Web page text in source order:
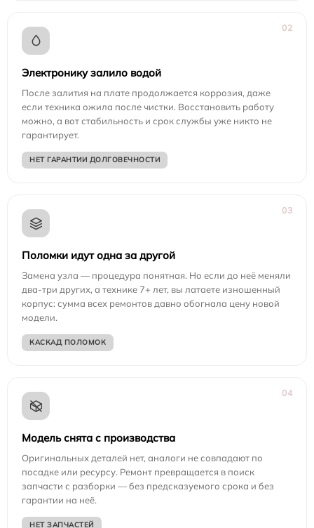
02
Электронику залило водой
После залития на плате продолжается коррозия, даже
если техника ожила после чистки. Восстановить работу
можно, а вот стабильность и срок службы уже никто не
гарантирует.
НЕТ ГАРАНТИИ ДОЛГОВЕЧНОСТИ
03
Поломки идут одна за другой
Замена узла — процедура понятная. Но если до неё меняли
два-три других, а технике 7+ лет, вы латаете изношенный
корпус: сумма всех ремонтов давно обогнала цену новой
модели.
КАСКАД ПОЛОМОК
04
Модель снята с производства
Оригинальных деталей нет, аналоги не совпадают по
посадке или ресурсу. Ремонт превращается в поиск
запчасти с разборки — без предсказуемого срока и без
гарантии на неё.
НЕТ ЗАПЧАСТЕЙ